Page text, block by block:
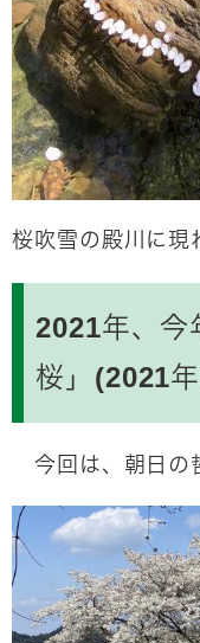
桜吹雪の殿川に現
2021年、今
桜」(2021
今回は、朝日の